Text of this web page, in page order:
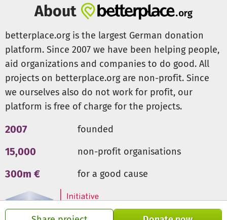
Unsere Bildungsprogramme und Tagesexkursionen sind
für Kinder, Erzieher:innen und Eltern kostenfrei. Deshalb
benötigen wir deine Unterstützung!
Mit deiner Spende
leistest du einen wichtigen Beitrag zum gesunden
Aufwachsen unserer Kinder.
Vielen Dank für deine Unterstützung!
About
betterplace.org is the largest German donation
platform. Since 2007 we have been helping people,
aid organizations and companies to do good. All
projects on betterplace.org are non-profit. Since
we ourselves also do not work for profit, our
platform is free of charge for the projects.
2007 founded
15,000 non-profit organisations
300m € for a good cause